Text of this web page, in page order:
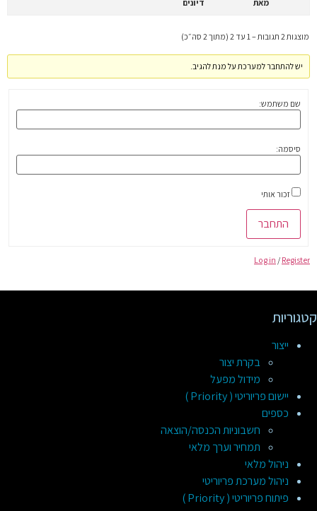
מאת דיונים
מוצגות 2 תגובות – 1 עד 2 (מתוך 2 סה״כ)
יש להתחבר למערכת על מנת להגיב.
שם משתמש:
סיסמה:
זכור אותי
התחבר
Log in / Register
קטגוריות
ייצור
בקרת יצור
מידול מפעל
יישום פריוריטי ( Priority )
כספים
חשבוניות הכנסה/הוצאה
תמחיר וערך מלאי
ניהול מלאי
ניהול מערכת פריוריטי
פיתוח פריוריטי ( Priority )